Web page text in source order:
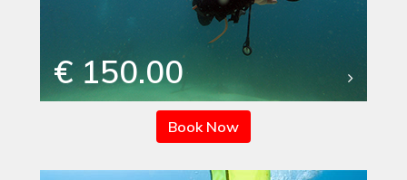
€ 150.00
Book Now